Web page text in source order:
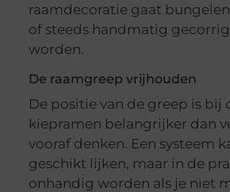
raamdecoratie gaat
of steeds handmatig
worden.
De raamgreep vrijhouden
De positie van de greep is bij
kiepramen belangrijker dan
vooraf denken. Een systeem
geschikt lijken, maar in de
onhandig worden als je niet